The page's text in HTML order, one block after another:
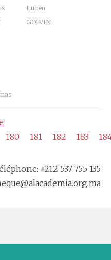
Lucien
GOLVIN
180 181 182 183
+212 537 755 135